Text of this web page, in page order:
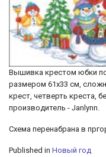
Вышивка крестом юбки
размером 61х33 см,
крест, четверть креста,
производитель - Janlynn.
Схема перенабрана в
Published in Новый год